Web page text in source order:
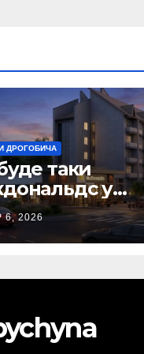
ДРОГОБИЧА
таки
у
(Фото)
6, 2026